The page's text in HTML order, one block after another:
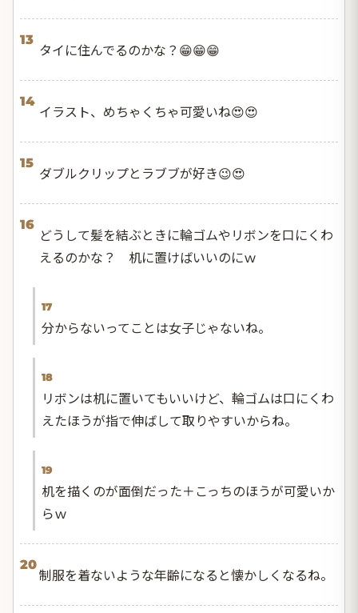
13
タイに住んでるのかな？😁😁😁
14
イラスト、めちゃくちゃ可愛いね😍😍
15
ダブルクリップとラブブが好き😉😍
16
どうして髪を結ぶときに輪ゴムやリボンを口にくわ
えるのかな？ 机に置けばいいのにｗ
17
分からないってことは女子じゃないね。
18
リボンは机に置いてもいいけど、輪ゴムは口にくわ
えたほうが指で伸ばして取りやすいからね。
19
机を描くのが面倒だった＋こっちのほうが可愛いか
らｗ
20
制服を着ないような年齢になると懐かしくなるね。